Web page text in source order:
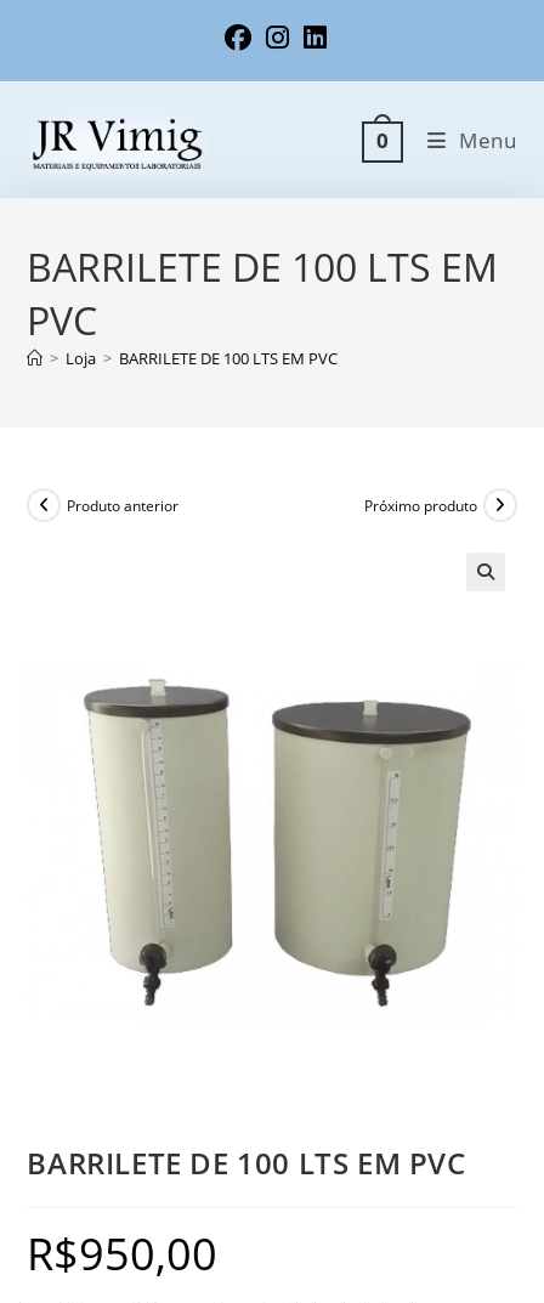
0 Menu
BARRILETE DE 100 LTS EM
PVC
> Loja > BARRILETE DE 100 LTS EM PVC
Produto anterior Próximo produto
BARRILETE DE 100 LTS EM PVC
R$950,00